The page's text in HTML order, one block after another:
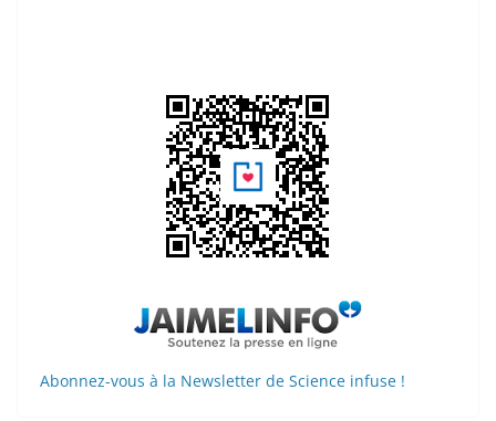
Abonnez-vous à la Newsletter de Science infuse !